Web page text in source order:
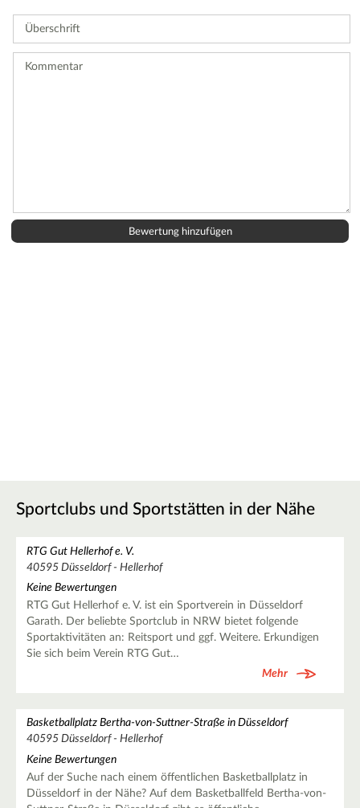
eine
Sportclubs und Sportstätten in der Nähe
RTG Gut Hellerhof e. V.
40595 Düsseldorf - Hellerhof
Keine Bewertungen
RTG Gut Hellerhof e. V. ist ein Sportverein in Düsseldorf
Garath. Der beliebte Sportclub in NRW bietet folgende
Sportaktivitäten an: Reitsport und ggf. Weitere. Erkundigen
Sie sich beim Verein RTG Gut…
Mehr
Basketballplatz Bertha-von-Suttner-Straße in Düsseldorf
40595 Düsseldorf - Hellerhof
Keine Bewertungen
Auf der Suche nach einem öffentlichen Basketballplatz in
Düsseldorf in der Nähe? Auf dem Basketballfeld Bertha-von-